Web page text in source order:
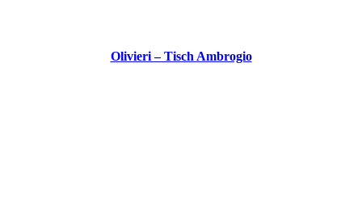
Olivieri – Tisch Ambrogio